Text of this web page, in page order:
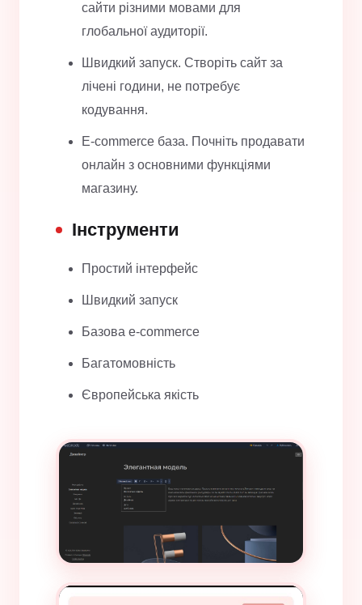
сайти різними мовами для
глобальної аудиторії.
Швидкий запуск. Створіть сайт за
лічені години, не потребує
кодування.
E-commerce база. Почніть продавати
онлайн з основними функціями
магазину.
Інструменти
Простий інтерфейс
Швидкий запуск
Базова e-commerce
Багатомовність
Європейська якість